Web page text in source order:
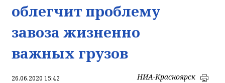
облегчит проблему
завоза жизненно
важных грузов
26.06.2020 15:42 НИА-Красноярск